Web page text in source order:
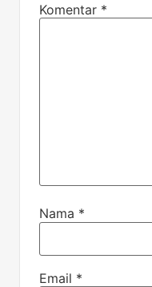
Komentar *
Nama *
Email *